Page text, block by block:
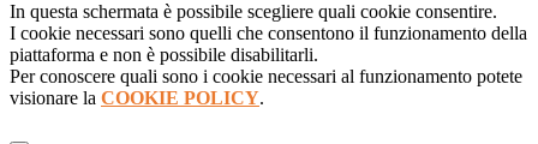
In questa schermata è possibile scegliere quali cookie consentire.
I cookie necessari sono quelli che consentono il funzionamento della
piattaforma e non è possibile disabilitarli.
Per conoscere quali sono i cookie necessari al funzionamento potete
visionare la COOKIE POLICY.